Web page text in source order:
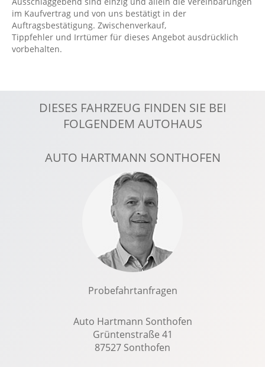
Fahrlichtautomatik
Fensterheber elektrisch
FordPass Connect
Handyvorbereitung Bluetooth
Hecktüren 180° Öffnungswinkel
Klimaanlage
LED-Tagfahrlicht
Lenksäule verstellbar
Multi-Funktions-Display
Multifunktions-Lederlenkrad
Nebelscheinwerfer
Notbremsassistent
Raucherpaket
Reifendruckkontrolle
im Kaufvertrag und von uns bestätigt in der
Auftragsbestätigung. Zwischenverkauf,
Tippfehler und Irrtümer für dieses Angebot ausdrücklich
vorbehalten.
DIESES FAHRZEUG FINDEN SIE BEI
FOLGENDEM AUTOHAUS
AUTO HARTMANN SONTHOFEN
Probefahrtanfragen
Auto Hartmann Sonthofen
Grüntenstraße 41
87527 Sonthofen